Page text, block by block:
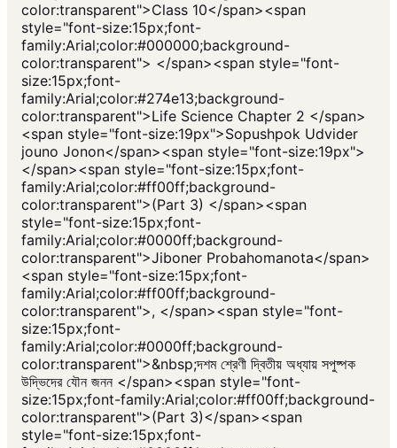
color:transparent">Class 10</span><span
style="font-size:15px;font-
family:Arial;color:#000000;background-
color:transparent"> </span><span style="font-
size:15px;font-
family:Arial;color:#274e13;background-
color:transparent">Life Science Chapter 2 </span>
<span style="font-size:19px">Sopushpok Udvider
jouno Jonon</span><span style="font-size:19px">
</span><span style="font-size:15px;font-
family:Arial;color:#ff00ff;background-
color:transparent">(Part 3) </span><span
style="font-size:15px;font-
family:Arial;color:#0000ff;background-
color:transparent">Jiboner Probahomanota</span>
<span style="font-size:15px;font-
family:Arial;color:#ff00ff;background-
color:transparent">, </span><span style="font-
size:15px;font-
family:Arial;color:#0000ff;background-
color:transparent">&nbsp;দশম শ্রেণী দ্বিতীয় অধ্যায় সপুষ্পক
উদ্ভিদের যৌন জনন </span><span style="font-
size:15px;font-family:Arial;color:#ff00ff;background-
color:transparent">(Part 3)</span><span
style="font-size:15px;font-